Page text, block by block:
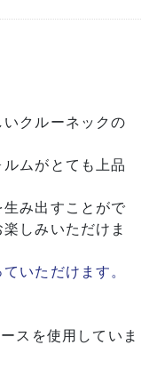
クルーネックの
ムがとても上品
み出すことがで
しみいただけま
いただけます。
スを使用していま